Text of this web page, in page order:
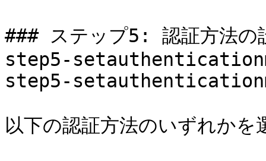
### ステップ5: 認証方法
step5-
step5-
以下の認証方法のいずれかを